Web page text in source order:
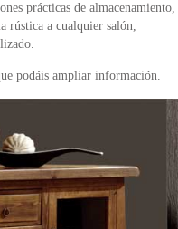
prácticas de almacenamiento,
rústica a cualquier salón,
podáis ampliar información.